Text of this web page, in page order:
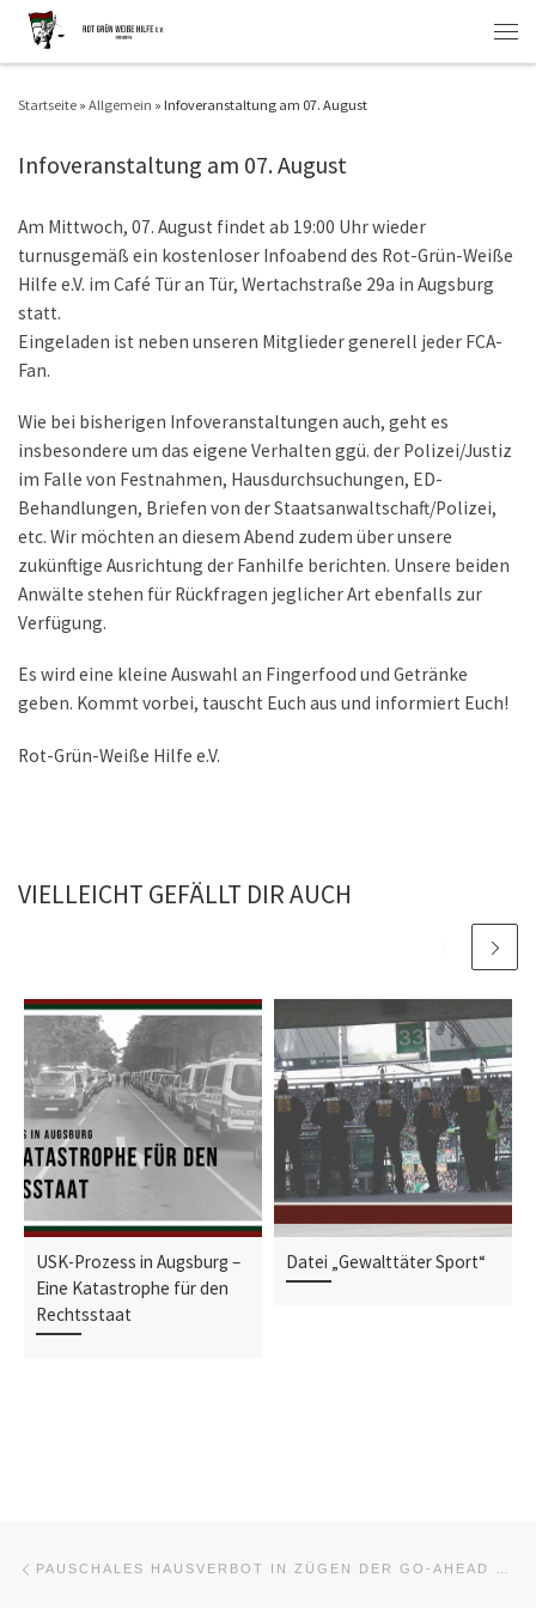
Zum Inhalt springen
Startseite » Allgemein » Infoveranstaltung am 07. August
Infoveranstaltung am 07. August
Am Mittwoch, 07. August findet ab 19:00 Uhr wieder
turnusgemäß ein kostenloser Infoabend des Rot-Grün-Weiße
Hilfe e.V. im Café Tür an Tür, Wertachstraße 29a in Augsburg
statt.
Eingeladen ist neben unseren Mitglieder generell jeder FCA-
Fan.
Wie bei bisherigen Infoveranstaltungen auch, geht es
insbesondere um das eigene Verhalten ggü. der Polizei/Justiz
im Falle von Festnahmen, Hausdurchsuchungen, ED-
Behandlungen, Briefen von der Staatsanwaltschaft/Polizei,
etc. Wir möchten an diesem Abend zudem über unsere
zukünftige Ausrichtung der Fanhilfe berichten. Unsere beiden
Anwälte stehen für Rückfragen jeglicher Art ebenfalls zur
Verfügung.
Es wird eine kleine Auswahl an Fingerfood und Getränke
geben. Kommt vorbei, tauscht Euch aus und informiert Euch!
Rot-Grün-Weiße Hilfe e.V.
VIELLEICHT GEFÄLLT DIR AUCH
USK-Prozess in Augsburg –
Eine Katastrophe für den
Rechtsstaat
Datei „Gewalttäter Sport“
PAUSCHALES HAUSVERBOT IN ZÜGEN DER GO-AHEAD FÜR ALLE FANS DES FCA?